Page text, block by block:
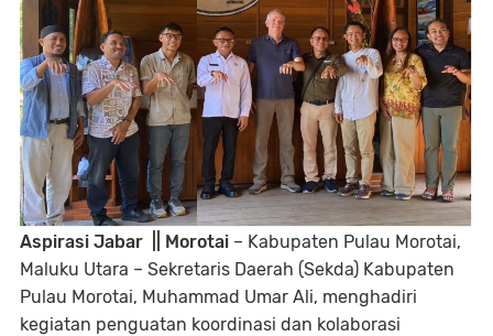
Aspirasi Jabar || Morotai – Kabupaten Pulau Morotai,
Maluku Utara – Sekretaris Daerah (Sekda) Kabupaten
Pulau Morotai, Muhammad Umar Ali, menghadiri
kegiatan penguatan koordinasi dan kolaborasi